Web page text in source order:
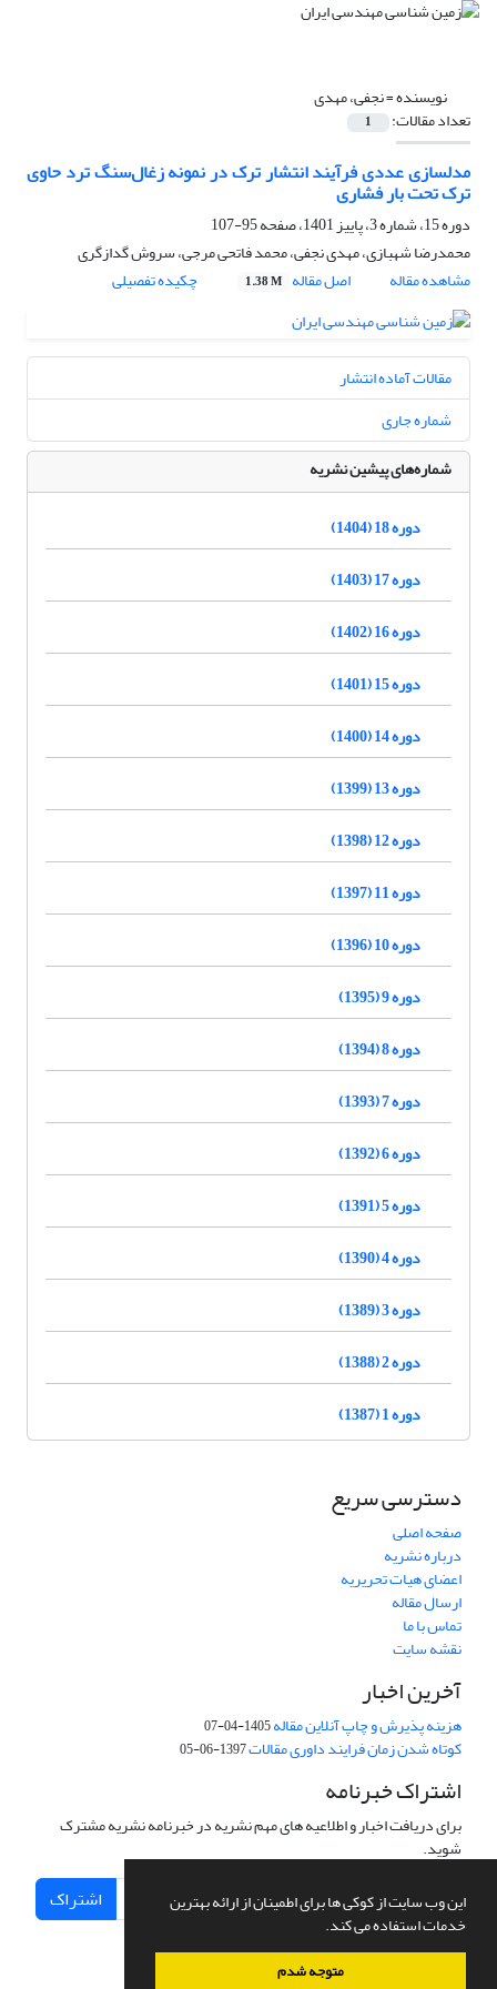
این وب سایت از کوکی ها برای اطمینان از ارائه بهترین
خدمات استفاده می کند.
متوجه شدم
نویسنده =نجفی، مهدی
تعداد مقالات: 1
مدلسازی عددی فرآیند انتشار ترک در نمونه زغال‌سنگ ترد حاوی
ترک تحت بار فشاری
دوره 15، شماره 3، پاییز 1401، صفحه
95-107
محمدرضا شهبازی، مهدی نجفی، محمد فاتحی مرجی، سروش گدازگری
مشاهده مقاله
اصل مقاله 1.38 M چکیده تفصیلی
مقالات آماده انتشار
شماره جاری
شماره‌های پیشین نشریه
دوره 18 (1404)
دوره 17 (1403)
دوره 16 (1402)
دوره 15 (1401)
دوره 14 (1400)
دوره 13 (1399)
دوره 12 (1398)
دوره 11 (1397)
دوره 10 (1396)
دوره 9 (1395)
دوره 8 (1394)
دوره 7 (1393)
دوره 6 (1392)
دوره 5 (1391)
دوره 4 (1390)
دوره 3 (1389)
دوره 2 (1388)
دوره 1 (1387)
دسترسی سریع
صفحه اصلی
درباره نشریه
اعضای هیات تحریریه
ارسال مقاله
تماس با ما
نقشه سایت
آخرین اخبار
هزینه پذیرش و چاپ آنلاین مقاله1405-04-07
کوتاه شدن زمان فرایند داوری مقالات1397-06-05
اشتراک خبرنامه
برای دریافت اخبار و اطلاعیه های مهم نشریه در خبرنامه نشریه مشترک
شوید.
اشتراک